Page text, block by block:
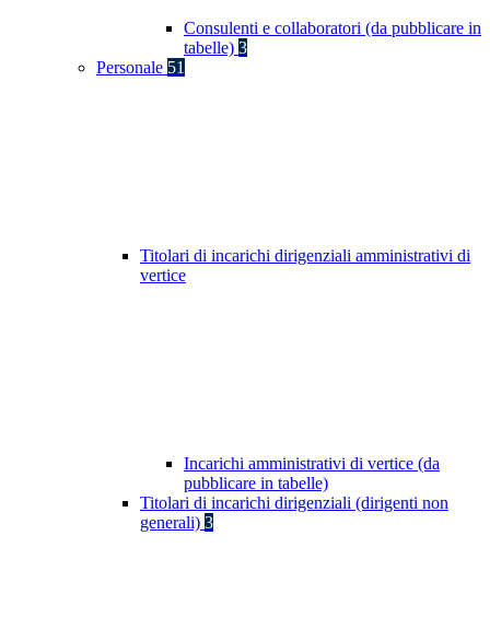
Consulenti e collaboratori (da pubblicare in
tabelle) 3
Personale 51
Titolari di incarichi dirigenziali amministrativi di
vertice
Incarichi amministrativi di vertice (da
pubblicare in tabelle)
Titolari di incarichi dirigenziali (dirigenti non
generali) 3